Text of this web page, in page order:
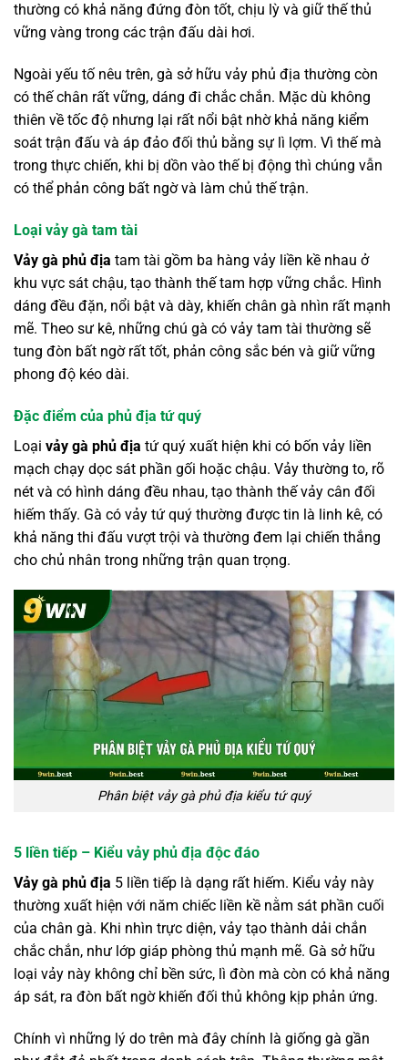
thường có khả năng đứng đòn tốt, chịu lỳ và giữ thế thủ
vững vàng trong các trận đấu dài hơi.
Ngoài yếu tố nêu trên, gà sở hữu vảy phủ địa thường còn
có thế chân rất vững, dáng đi chắc chắn. Mặc dù không
thiên về tốc độ nhưng lại rất nổi bật nhờ khả năng kiểm
soát trận đấu và áp đảo đối thủ bằng sự lì lợm. Vì thế mà
trong thực chiến, khi bị dồn vào thế bị động thì chúng vẫn
có thể phản công bất ngờ và làm chủ thế trận.
Loại vảy gà tam tài
Vảy gà phủ địa tam tài gồm ba hàng vảy liền kề nhau ở
khu vực sát chậu, tạo thành thế tam hợp vững chắc. Hình
dáng đều đặn, nổi bật và dày, khiến chân gà nhìn rất mạnh
mẽ. Theo sư kê, những chú gà có vảy tam tài thường sẽ
tung đòn bất ngờ rất tốt, phản công sắc bén và giữ vững
phong độ kéo dài.
Đặc điểm của phủ địa tứ quý
Loại vảy gà phủ địa tứ quý xuất hiện khi có bốn vảy liền
mạch chạy dọc sát phần gối hoặc chậu. Vảy thường to, rõ
nét và có hình dáng đều nhau, tạo thành thế vảy cân đối
hiếm thấy. Gà có vảy tứ quý thường được tin là linh kê, có
khả năng thi đấu vượt trội và thường đem lại chiến thắng
cho chủ nhân trong những trận quan trọng.
Phân biệt vảy gà phủ địa kiểu tứ quý
5 liền tiếp – Kiểu vảy phủ địa độc đáo
Vảy gà phủ địa 5 liền tiếp là dạng rất hiếm. Kiểu vảy này
thường xuất hiện với năm chiếc liền kề nằm sát phần cuối
của chân gà. Khi nhìn trực diện, vảy tạo thành dải chắn
chắc chắn, như lớp giáp phòng thủ mạnh mẽ. Gà sở hữu
loại vảy này không chỉ bền sức, lì đòn mà còn có khả năng
áp sát, ra đòn bất ngờ khiến đối thủ không kịp phản ứng.
Chính vì những lý do trên mà đây chính là giống gà gần